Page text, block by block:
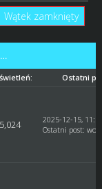
Wątek zamknięty
Ostatni
5,024
2025-12-15,
Ostatni post: